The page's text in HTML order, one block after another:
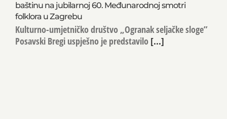
baštinu na jubilarnoj 60. Međunarodnoj smotri
folklora u Zagrebu
Kulturno-umjetničko društvo „Ogranak seljačke sloge”
Posavski Bregi uspješno je predstavilo [...]